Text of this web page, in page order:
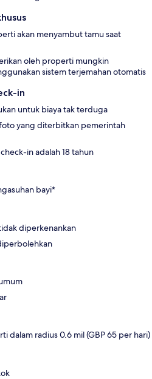
akan menyambut tamu saat
oleh properti mungkin
sistem terjemahan otomatis
in
untuk biaya tak terduga
yang diterbitkan pemerintah
in adalah 18 tahun
bayi*
diperkenankan
dalam radius 0.6 mil (GBP 65 per hari)